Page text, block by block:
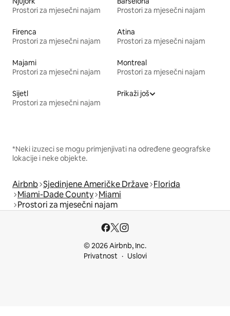
Prostori za mjesečni najam
Prostori za mjesečni najam
Firenca
Prostori za mjesečni najam
Atina
Prostori za mjesečni najam
Majami
Prostori za mjesečni najam
Montreal
Prostori za mjesečni najam
Sijetl
Prostori za mjesečni najam
Prikaži još
*Neki izuzeci se mogu primjenjivati na određene geografske
lokacije i neke objekte.
Airbnb Sjedinjene Američke Države Florida
Miami-Dade County Miami
Prostori za mjesečni najam
© 2026 Airbnb, Inc.
Privatnost
Uslovi